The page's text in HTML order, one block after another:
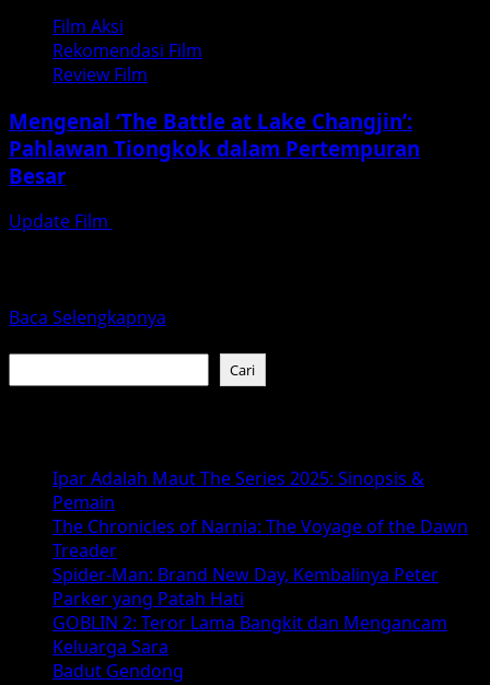
Film Aksi
Rekomendasi Film
Review Film
Mengenal ‘The Battle at Lake Changjin’:
Pahlawan Tiongkok dalam Pertempuran
Besar
Update Film
Baca Selengkapnya
Mengenal
Lake
Pahlawan
dalam
Pertempuran
Besar
Cari
Ipar Adalah Maut The Series 2025: Sinopsis &
Pemain
The Chronicles of Narnia: The Voyage of the Dawn
Treader
Spider-Man: Brand New Day, Kembalinya Peter
Parker yang Patah Hati
GOBLIN 2: Teror Lama Bangkit dan Mengancam
Keluarga Sara
Badut Gendong